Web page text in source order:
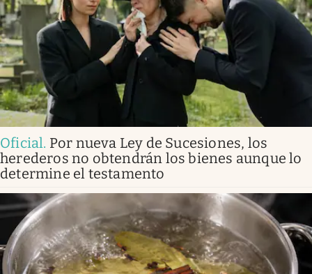
Oficial. Por nueva Ley de Sucesiones, los
herederos no obtendrán los bienes aunque lo
determine el testamento